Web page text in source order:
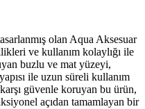
olan Aqua Aksesuar
ve kullanım kolaylığı ile
buzlu ve mat yüzeyi,
ile uzun süreli kullanım
güvenle koruyan bu ürün,
açıdan tamamlayan bir